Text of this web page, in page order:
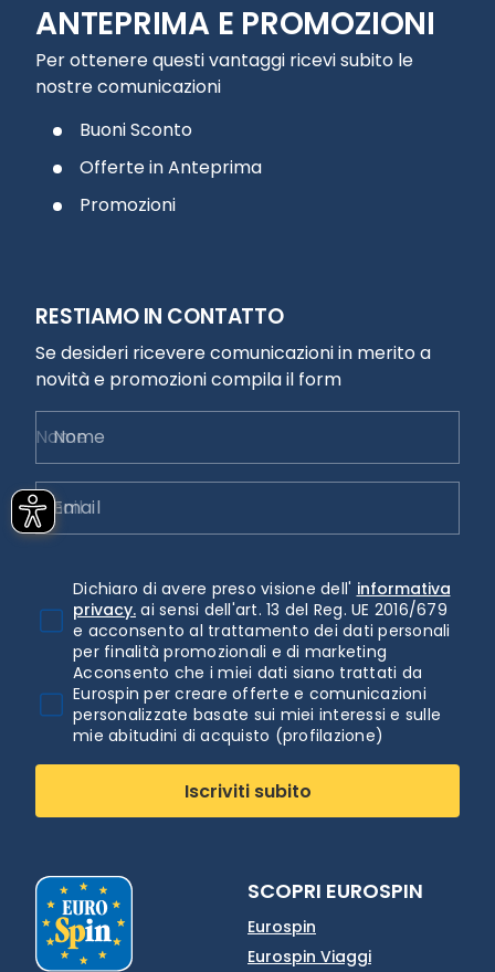
ANTEPRIMA E PROMOZIONI
Per ottenere questi vantaggi ricevi subito le
nostre comunicazioni
Buoni Sconto
Offerte in Anteprima
Promozioni
RESTIAMO IN CONTATTO
Se desideri ricevere comunicazioni in merito a
novità e promozioni compila il form
Nome
Email
Dichiaro di avere preso visione dell' informativa
privacy. ai sensi dell'art. 13 del Reg. UE 2016/679
e acconsento al trattamento dei dati personali
per finalità promozionali e di marketing
Acconsento che i miei dati siano trattati da
Eurospin per creare offerte e comunicazioni
personalizzate basate sui miei interessi e sulle
mie abitudini di acquisto (profilazione)
Iscriviti subito
SCOPRI EUROSPIN
Eurospin
Eurospin Viaggi